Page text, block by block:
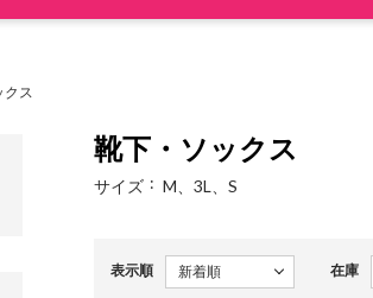
クス
靴下・ソックス
サイズ M、3L、S
表示順 在庫